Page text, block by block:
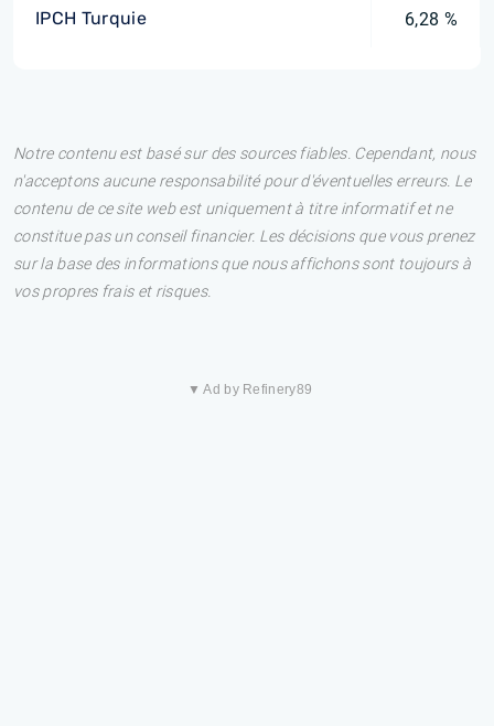
IPCH Turquie 6,28 %
Notre contenu est basé sur des sources fiables. Cependant, nous
n'acceptons aucune responsabilité pour d'éventuelles erreurs. Le
contenu de ce site web est uniquement à titre informatif et ne
constitue pas un conseil financier. Les décisions que vous prenez
sur la base des informations que nous affichons sont toujours à
vos propres frais et risques.
▼ Ad by Refinery89